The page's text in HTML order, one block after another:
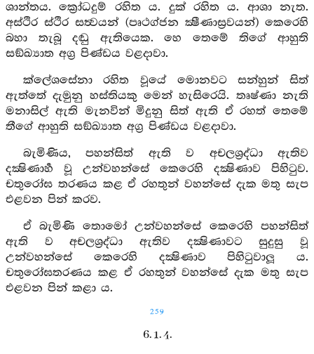
ශාන්තය. ක්‍රෝධදුම් රහිත ය. දුක් රහිත ය. ආශා නැත.
අස්ථිර ස්ථිර සත්‍වයන් (පෘථග්ජන ක්‍ෂීණාස්‍රවයන්) කෙරෙහි
බහා තැබූ දඬු ඇතියෙක. හෙ තෙමේ තිගේ ආහුති
සඞ්ඛ්‍යාත අග්‍ර පිණ්ඩය වළදාවා.
ක්ලේශසේනා රහිත වූයේ මොනවට සන්හුන් සිත්
ඇත්තේ දැමුනු හස්තියකු මෙන් හැසිරෙයි. තෘෂ්ණා නැති
මනාසිල් ඇති මැනවින් මිදුනු සිත් ඇති ඒ රහත් තෙමේ
තීගේ ආහුති සඞ්ඛ්‍යාත අග්‍ර පිණ්ඩය වළදාවා.
බැමිණිය, පහන්සිත් ඇති ව අචලශ්‍රද්ධා ඇතිව
දක්‍ෂිණාර්‍හ වූ උන්වහන්සේ කෙරෙහි දක්‍ෂිණාව පිහිටුව.
චතුරෝඝ තරණය කළ ඒ රහතුන් වහන්සේ දැක මතු සැප
එළවන පින් කරව.
ඒ බැමිණි තොමෝ උන්වහන්සේ කෙරෙහි පහන්සිත්
ඇති ව අචලශ්‍රද්ධා ඇතිව දක්‍ෂිණාවට සුදුසු වූ
උන්වහන්සේ කෙරෙහි දක්‍ෂිණාව පිහිටුවාලූ ය.
චතුරෝඝතරණය කළ ඒ රහතුන් වහන්සේ දැක මතු සැප
එළවන පින් කළා ය.
259
6. 1. 4.